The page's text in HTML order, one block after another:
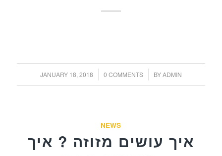
JANUARY 18, 2018
/ 0 COMMENTS
/ BYADMIN
NEWS
איך עושים מזוזה ? איך